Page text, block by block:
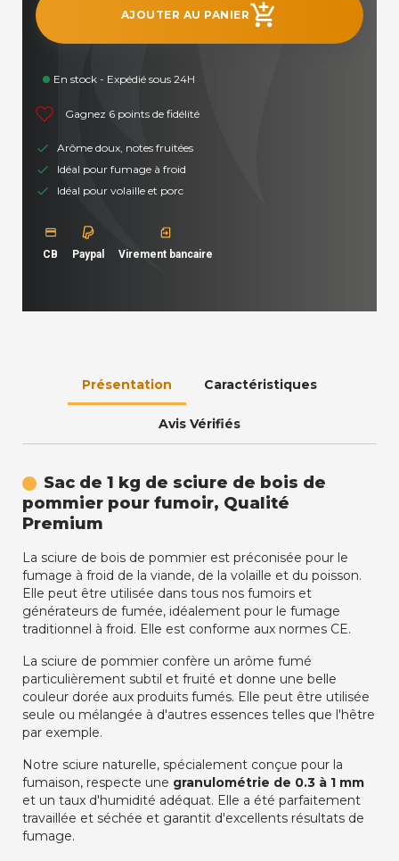
AJOUTER AU PANIERadd_shopping_cart
En stock - Expédié sous 24H
Gagnez 6 points de fidélité
Arôme doux, notes fruitées
Idéal pour fumage à froid
Idéal pour volaille et porc
CB Paypal Virement bancaire
Présentation Caractéristiques
Avis Vérifiés
Sac de 1 kg de sciure de bois de
pommier pour fumoir, Qualité
Premium
La sciure de bois de pommier est préconisée pour le
fumage à froid de la viande, de la volaille et du poisson.
Elle peut être utilisée dans tous nos fumoirs et
générateurs de fumée, idéalement pour le fumage
traditionnel à froid. Elle est conforme aux normes CE.
La sciure de pommier confère un arôme fumé
particulièrement subtil et fruité et donne une belle
couleur dorée aux produits fumés. Elle peut être utilisée
seule ou mélangée à d'autres essences telles que l'hêtre
par exemple.
Notre sciure naturelle, spécialement conçue pour la
fumaison, respecte une granulométrie de 0.3 à 1 mm
et un taux d'humidité adéquat. Elle a été parfaitement
travaillée et séchée et garantit d'excellents résultats de
fumage.